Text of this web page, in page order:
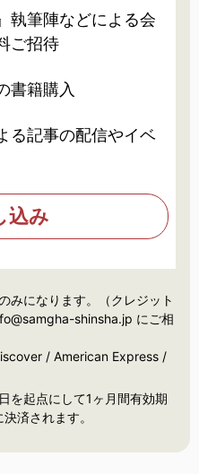
執筆陣などによる会
ご招待
書籍購入
る記事の配信やイベ
込み
みになります。（クレジット
shinsha.jp にご相
/ American Express /
を起点にして1ヶ月間有効期
済されます。